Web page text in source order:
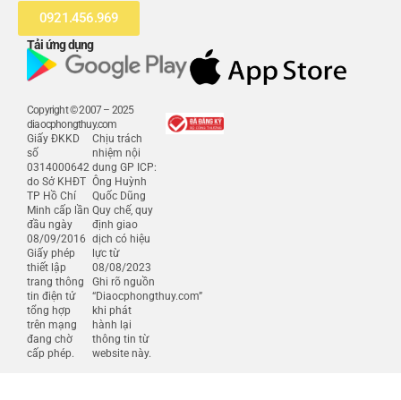
0921.456.969
Tải ứng dụng
Copyright © 2007 – 2025
diaocphongthuy.com
Giấy ĐKKD
số
0314000642
do Sở KHĐT
TP Hồ Chí
Minh cấp lần
đầu ngày
08/09/2016
Giấy phép
thiết lập
trang thông
tin điện tử
tổng hợp
trên mạng
đang chờ
cấp phép.
Chịu trách
nhiệm nội
dung GP ICP:
Ông Huỳnh
Quốc Dũng
Quy chế, quy
định giao
dịch có hiệu
lực từ
08/08/2023
Ghi rõ nguồn
“Diaocphongthuy.com”
khi phát
hành lại
thông tin từ
website này.